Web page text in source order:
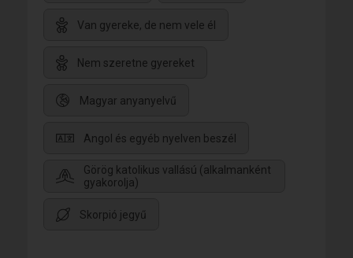
Van gyereke, de nem vele él
Nem szeretne gyereket
Magyar anyanyelvű
Angol és egyéb nyelven beszél
Görög katolikus vallású (alkalmanként
gyakorolja)
Skorpió jegyű